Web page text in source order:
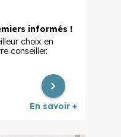
informés !
choix en
conseiller.
En savoir +